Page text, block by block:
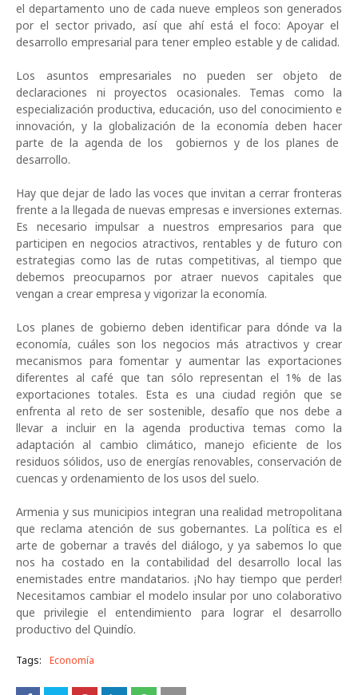
el departamento uno de cada nueve empleos son generados
por el sector privado, así que ahí está el foco: Apoyar el
desarrollo empresarial para tener empleo estable y de calidad.
Los asuntos empresariales no pueden ser objeto de
declaraciones ni proyectos ocasionales. Temas como la
especialización productiva, educación, uso del conocimiento e
innovación, y la globalización de la economía deben hacer
parte de la agenda de los gobiernos y de los planes de
desarrollo.
Hay que dejar de lado las voces que invitan a cerrar fronteras
frente a la llegada de nuevas empresas e inversiones externas.
Es necesario impulsar a nuestros empresarios para que
participen en negocios atractivos, rentables y de futuro con
estrategias como las de rutas competitivas, al tiempo que
debemos preocuparnos por atraer nuevos capitales que
vengan a crear empresa y vigorizar la economía.
Los planes de gobierno deben identificar para dónde va la
economía, cuáles son los negocios más atractivos y crear
mecanismos para fomentar y aumentar las exportaciones
diferentes al café que tan sólo representan el 1% de las
exportaciones totales. Esta es una ciudad región que se
enfrenta al reto de ser sostenible, desafío que nos debe a
llevar a incluir en la agenda productiva temas como la
adaptación al cambio climático, manejo eficiente de los
residuos sólidos, uso de energías renovables, conservación de
cuencas y ordenamiento de los usos del suelo.
Armenia y sus municipios integran una realidad metropolitana
que reclama atención de sus gobernantes. La política es el
arte de gobernar a través del diálogo, y ya sabemos lo que
nos ha costado en la contabilidad del desarrollo local las
enemistades entre mandatarios. ¡No hay tiempo que perder!
Necesitamos cambiar el modelo insular por uno colaborativo
que privilegie el entendimiento para lograr el desarrollo
productivo del Quindío.
Tags: Economía